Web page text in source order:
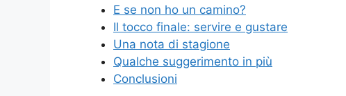
E se non ho un camino?
Il tocco finale: servire e gustare
Una nota di stagione
Qualche suggerimento in più
Conclusioni